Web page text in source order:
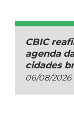
CBIC
agenda
cidades
06/08/2026